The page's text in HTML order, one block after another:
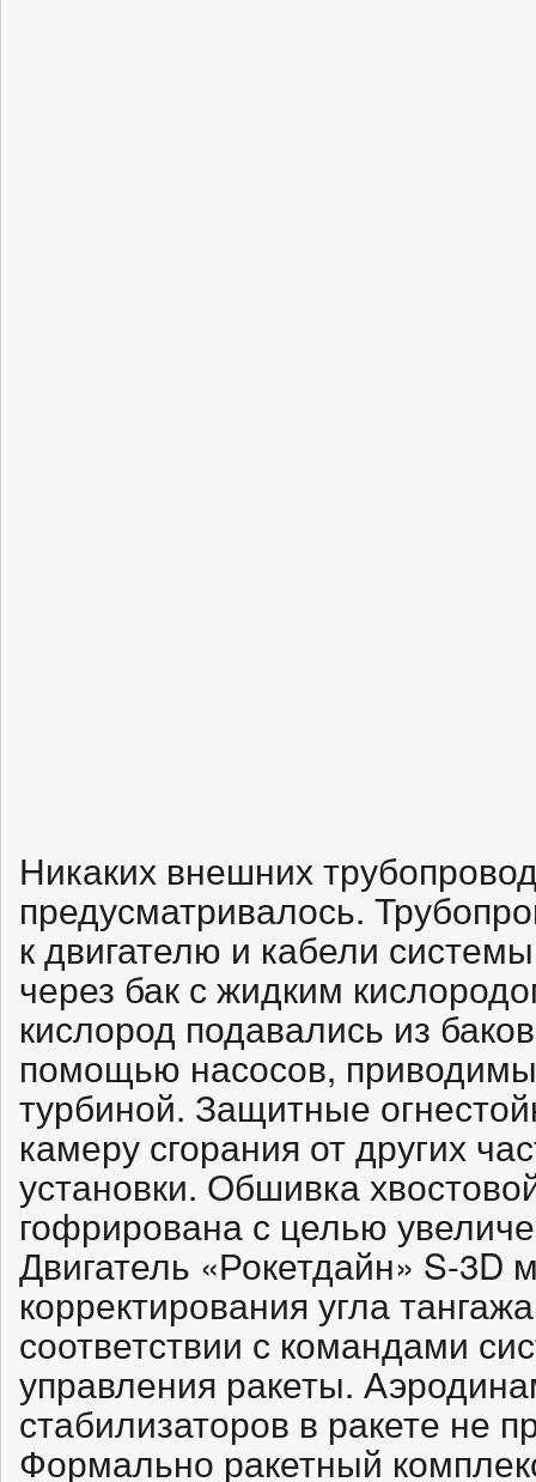
Никаких внешних
предусматривалось.
к двигателю и кабели
через бак с жидким
кислород подавались из
помощью насосов,
турбиной. Защитные
камеру сгорания от других
установки. Обшивка
гофрирована с целью
Двигатель «Рокетдайн» S-3D
корректирования угла
соответствии с командами
управления ракеты.
стабилизаторов в ракете не
Формально ракетный